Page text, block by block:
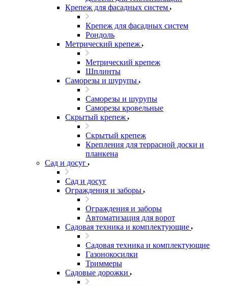
Крепеж для фасадных систем
Крепеж для фасадных систем
Рондоль
Метрический крепеж
Метрический крепеж
Шплинты
Саморезы и шурупы
Саморезы и шурупы
Саморезы кровельные
Скрытый крепеж
Скрытый крепеж
Крепления для террасной доски и
планкена
Сад и досуг
Сад и досуг
Ограждения и заборы
Ограждения и заборы
Автоматизация для ворот
Садовая техника и комплектующие
Садовая техника и комплектующие
Газонокосилки
Триммеры
Садовые дорожки